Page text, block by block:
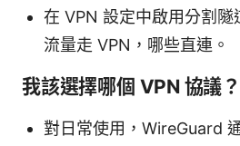
在 VPN 設定中啟用分割
流量走 VPN，哪些直連。
我該選擇哪個 VPN 協議？
對日常使用，WireGuard